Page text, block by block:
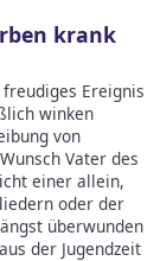
krank
Ereignis
winken
von
Vater des
einer allein,
oder der
überwunden
der Jugendzeit